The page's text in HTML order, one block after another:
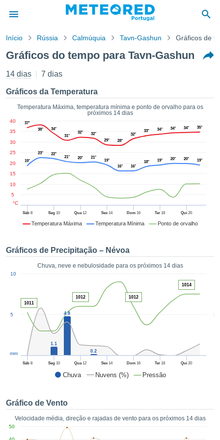
da
foi
por
para
que as
qualidade.
a este
das
e
forma
digital
de alta
sem
custo.
a
o
no
como
CONTINUAR
CONFIGURAÇÕES
Início Rússia Calmúquia Tavn-Gashun Gráficos de
Gráficos do tempo para Tavn-Gashun
14 dias 7 dias
Gráficos da Temperatura
Temperatura Máxima, temperatura mínima e ponto de orvalho para os
próximos 14 dias
Temperatura Máxima Temperatura Mínima Ponto de orvalho
Sáb8 Seg10 Qua12 Sex 14 Dom16 Ter 18 Qui 20
5
10
15
20
25
30
35
40
°C
37°
38°
34°
31°
32°
32°
29°
28°
32°
33° 34° 34° 34° 35°
19°
23° 22°
21° 20° 21°
19°
16°
16°
18° 19° 20° 20° 19°
Gráficos de Precipitação – Névoa
Chuva, neve e nebulosidade para os próximos 14 dias
Chuva Nuvens (%) Pressão
50
Sáb8 Seg10 Qua12 Sex 14 Dom16 Ter 18 Qui 20
5
10
mm
1.1
4.8
0.2
1011
1012 1012
1014
Gráfico de Vento
Velocidade média, direção e rajadas de vento para os próximos 14 dias
50